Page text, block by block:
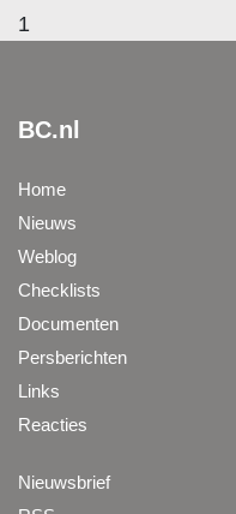
1
BC.nl
Home
Nieuws
Weblog
Checklists
Documenten
Persberichten
Links
Reacties
Nieuwsbrief